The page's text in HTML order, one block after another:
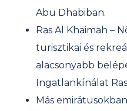
Abu Dhabiban.
Ras Al Khaimah –
turisztikai és
alacsonyabb
Ingatlankínálat
Más